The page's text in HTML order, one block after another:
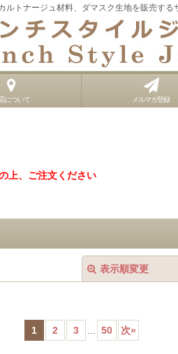
ルトナージュ材料、ダマスク生地を販売す
について メルマガ登録
上、ご注文ください
表示順変更
1 2 3 50 次»